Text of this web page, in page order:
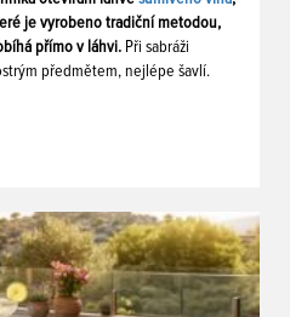
je vyrobeno tradiční metodou,
přímo v láhvi. Při sabráži
předmětem, nejlépe šavlí.